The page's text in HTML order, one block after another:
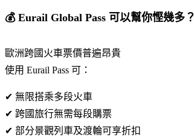
💰 Eurail Global Pass 可以幫你慳幾多？
歐洲跨國火車票價普遍昂貴
使用 Eurail Pass 可：
✔ 無限搭乘多段火車
✔ 跨國旅行無需每段購票
✔ 部分景觀列車及渡輪可享折扣